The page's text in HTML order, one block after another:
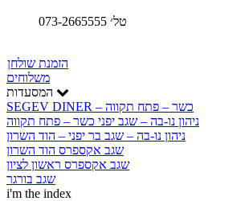
טל׳ 073-2665555
הזמנת שולחן
משלוחים
SEGEV DINER – כשר – פתח תקווה
ניהון נו-בה – שגב יפני כשר – פתח תקווה
ניהון נו-בה – שגב בר יפני – הוד השרון
שגב אקספרס הוד השרון
שגב אקספרס ראשון לציון
שגב בורגר
i'm the index